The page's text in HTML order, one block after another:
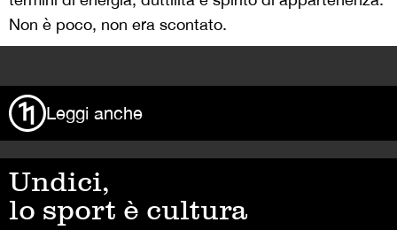
Non è poco, non era scontato.
Leggi anche
Undici,
lo sport è cultura